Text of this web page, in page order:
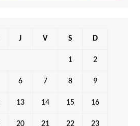
J V S D
1 2
6 7 8 9
13 14 15 16
20 21 22 23